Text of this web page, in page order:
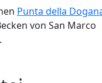
Punta della
von San Marco